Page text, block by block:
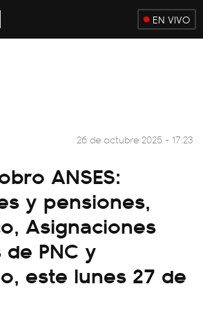
EN VIVO
26 de octubre 2025 - 17:23
ANSES:
y pensiones,
Asignaciones
PNC y
este lunes 27 de